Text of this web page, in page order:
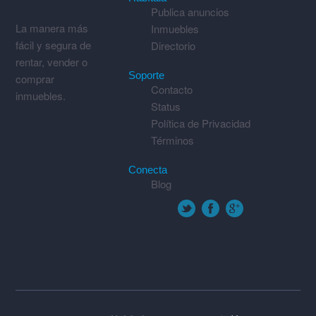
La manera más
fácil y segura de
rentar, vender o
comprar
inmuebles.
Publica anuncios
Inmuebles
Directorio
Soporte
Contacto
Status
Política de Privacidad
Términos
Conecta
Blog